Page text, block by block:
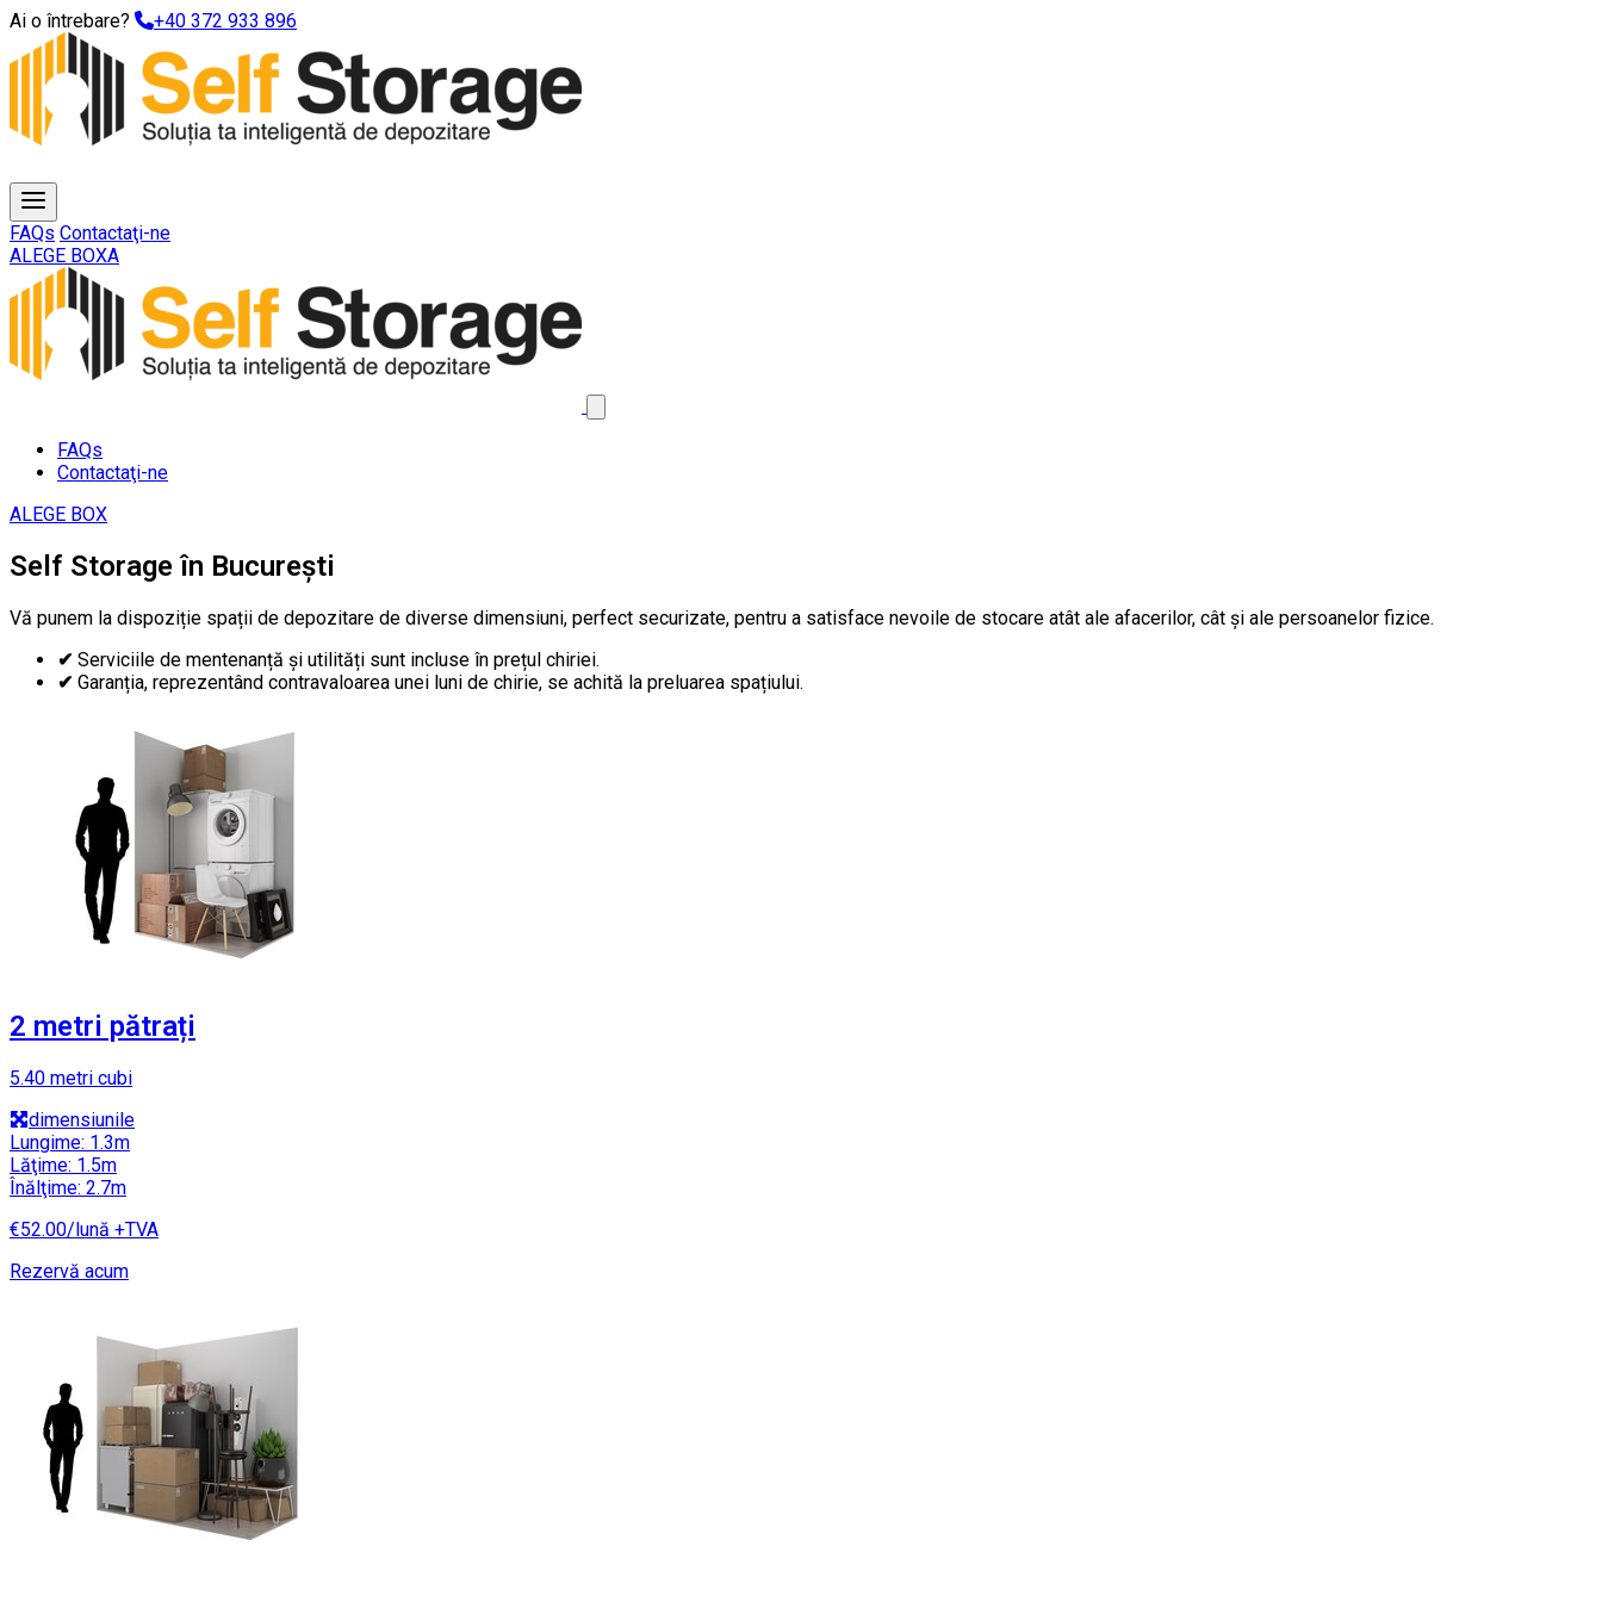
Ai o întrebare? +40 372 933 896
FAQs Contactaţi-ne
ALEGE BOXA
FAQs
Contactaţi-ne
ALEGE BOX
Self Storage în București
Vă punem la dispoziție spații de depozitare de diverse dimensiuni, perfect securizate, pentru a satisface nevoile de stocare atât ale afacerilor, cât și ale persoanelor fizice.
✔ Serviciile de mentenanță și utilități sunt incluse în prețul chiriei.
✔ Garanția, reprezentând contravaloarea unei luni de chirie, se achită la preluarea spațiului.
2 metri pătrați
5.40 metri cubi
dimensiunile
Lungime: 1.3m
Lăţime: 1.5m
Înălţime: 2.7m
€52.00/lună +TVA
Rezervă acum